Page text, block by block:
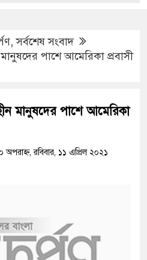
,সর্বশেষ সংবাদ
পাশে আমেরিকা প্রবাসী
মানুষদের পাশে আমেরিকা
রবিবার, ১১ এপ্রিল ২০২১